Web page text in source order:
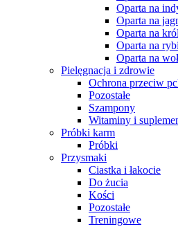
Oparta na
Oparta na
Oparta na
Oparta na
Oparta na
Pielęgnacja i zdrowie
Ochrona przeciw
Pozostałe
Szampony
Witaminy i
Próbki karm
Próbki
Przysmaki
Ciastka i łakocie
Do żucia
Kości
Pozostałe
Treningowe